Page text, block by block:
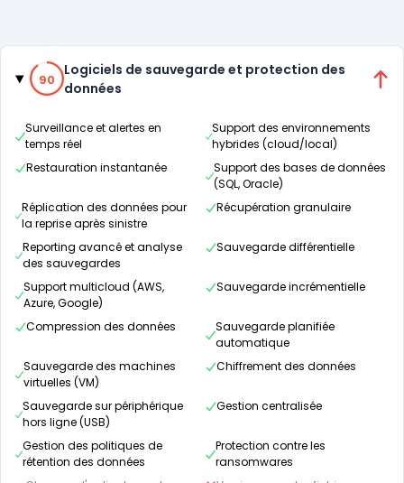
Catégories
90% de compatibilité
90
Logiciels de sauvegarde et protection des
données
Surveillance et alertes en
temps réel
Support des environnements
hybrides (cloud/local)
Restauration instantanée
Support des bases de données
(SQL, Oracle)
Réplication des données pour
la reprise après sinistre
Récupération granulaire
Reporting avancé et analyse
des sauvegardes
Sauvegarde différentielle
Support multicloud (AWS,
Azure, Google)
Sauvegarde incrémentielle
Compression des données
Sauvegarde planifiée
automatique
Sauvegarde des machines
virtuelles (VM)
Chiffrement des données
Sauvegarde sur périphérique
hors ligne (USB)
Gestion centralisée
Gestion des politiques de
rétention des données
Protection contre les
ransomwares